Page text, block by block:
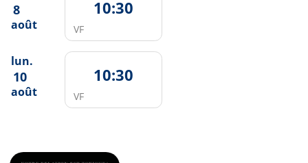
8
août
10:30
VF
lun.
10
août
10:30
VF